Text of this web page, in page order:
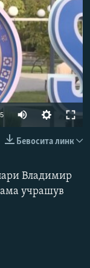
эмас
480p
720p
Бевосита линк
Владимир
учрашув